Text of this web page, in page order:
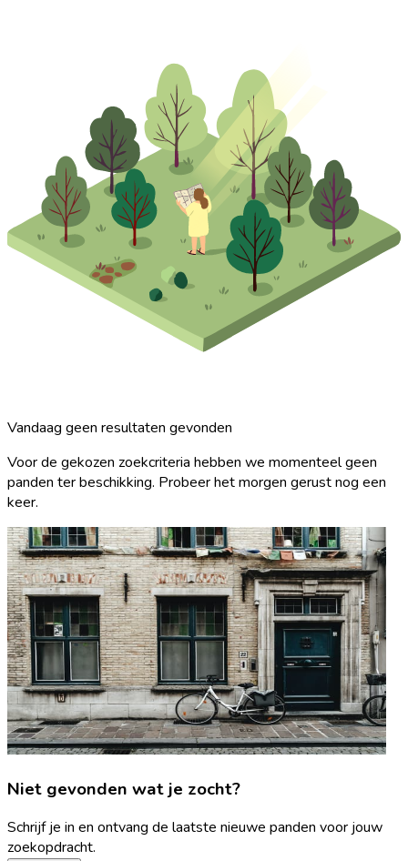
Vandaag geen resultaten gevonden
Voor de gekozen zoekcriteria hebben we momenteel geen
panden ter beschikking. Probeer het morgen gerust nog een
keer.
Niet gevonden wat je zocht?
Schrijf je in en ontvang de laatste nieuwe panden voor jouw
zoekopdracht.